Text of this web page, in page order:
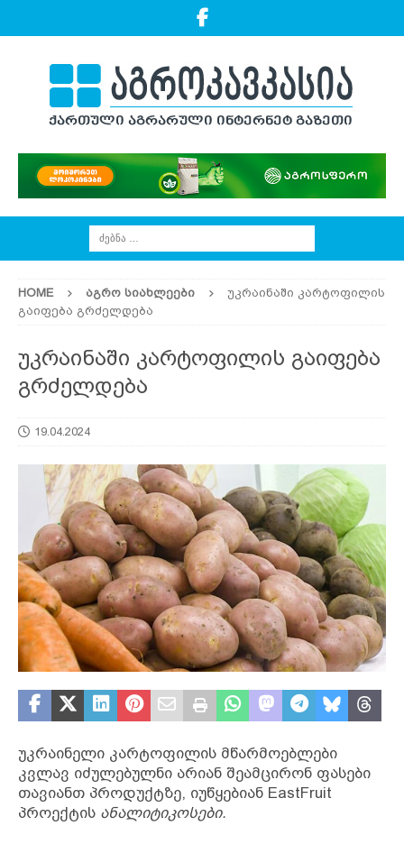
HOME ᲐᲒᲠᲝ ᲡᲘᲐᲮᲚᲔᲔᲑᲘ
უკრაინაში კარტოფილის
გაიფება გრძელდება
უკრაინაში კარტოფილის გაიფება
გრძელდება
19.04.2024
უკრაინელი კარტოფილის მწარმოებლები
კვლავ იძულებულნი არიან შეამცირონ ფასები
თავიანთ პროდუქტზე, იუწყებიან EastFruit
პროექტის ანალიტიკოსები.